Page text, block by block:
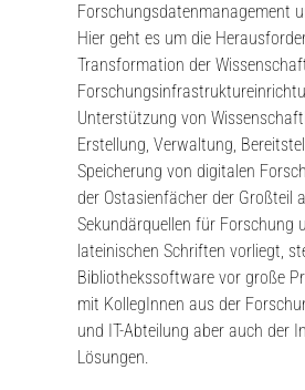
Forschungsdatenmanagement
Hier geht es um die
Transformation der
Unterstützung von
Erstellung, Verwaltung,
Speicherung von digitalen
der Ostasienfächer der Großteil
Sekundärquellen für Forschung
lateinischen Schriften vorliegt,
Bibliothekssoftware vor große
mit KollegInnen aus der
und IT-Abteilung aber auch der
Lösungen.